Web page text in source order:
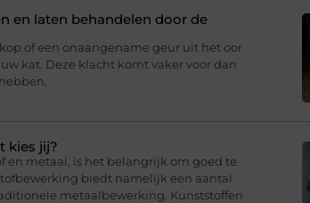
en laten behandelen door de
of een onaangename geur uit het oor
kat. Deze klacht komt vaker voor dan
kies jij?
en metaal, is het belangrijk om goed te
biedt namelijk een aantal
metaalbewerking. Kunststoffen